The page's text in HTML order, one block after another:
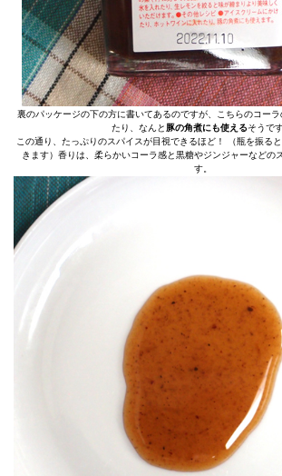
裏のパッケージの下の方に書いてあるのですが、こちらのコー
たり、なんと 豚の角煮にも使えるそうで
この通り、たっぷりのスパイスが目視できるほど！ （瓶を振る
きます）香りは、柔らかいコーラ感と黒糖やジンジャーなどの
す。